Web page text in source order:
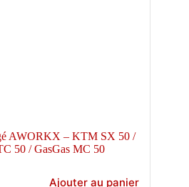
AWORKX – KTM SX 50 /
50 / GasGas MC 50
Ajouter au panier